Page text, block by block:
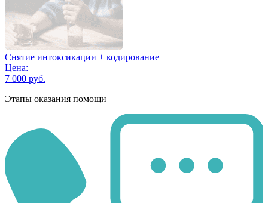
Снятие интоксикации + кодирование
Цена:
7 000 руб.
Этапы оказания помощи